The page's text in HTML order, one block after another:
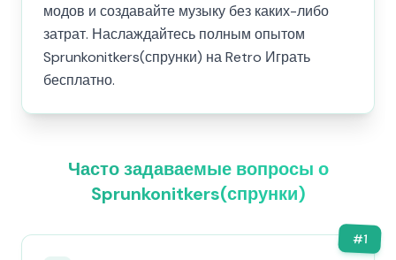
модов и создавайте музыку без каких-либо
затрат. Наслаждайтесь полным опытом
Sprunkonitkers(спрунки) на Retro Играть
бесплатно.
Часто задаваемые вопросы о
Sprunkonitkers(спрунки)
#1